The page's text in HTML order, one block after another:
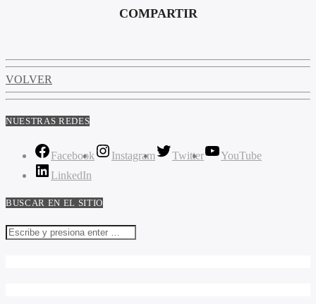
COMPARTIR
VOLVER
NUESTRAS REDES
Facebook Instagram Twitter
YouTube
LinkedIn
BUSCAR EN EL SITIO